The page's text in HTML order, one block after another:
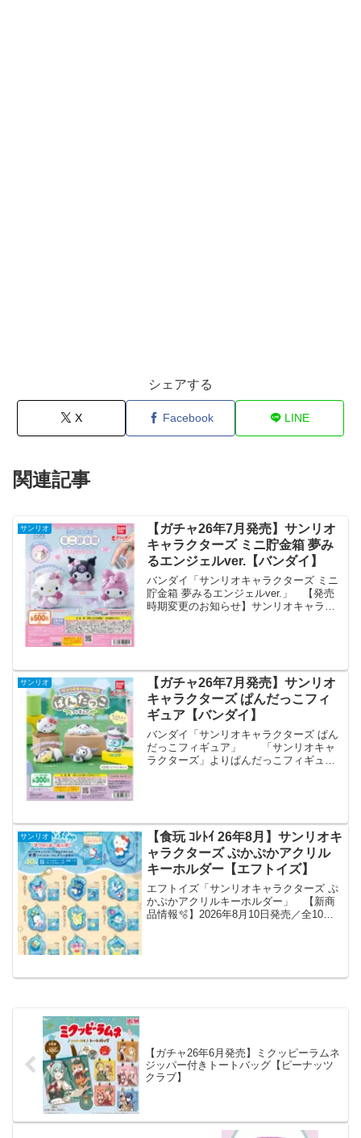
シェアする
X Facebook LINE
関連記事
サンリオ
【ガチャ26年7月発売】サンリオ
キャラクターズ ミニ貯金箱 夢み
るエンジェルver.【バンダイ】
バンダイ「サンリオキャラクターズ ミニ
貯金箱 夢みるエンジェルver.」 【発売
時期変更のお知らせ】サンリオキャラク
サンリオ
【ガチャ26年7月発売】サンリオ
キャラクターズ ぱんだっこフィ
ギュア【バンダイ】
バンダイ「サンリオキャラクターズ ぱん
だっこフィギュア」 「サンリオキャ
ラクターズ」よりぱんだっこフィギュア
サンリオ
【食玩 ｺﾚﾄｲ 26年8月】サンリオキ
ャラクターズ ぷかぷかアクリル
キーホルダー【エフトイズ】
エフトイズ「サンリオキャラクターズ ぷ
かぷかアクリルキーホルダー」 【新商
品情報🫧】2026年8月10日発売／全10種
【ガチャ26年6月発売】ミクッピーラムネ
ジッパー付きトートバッグ【ピーナッツ
クラブ】